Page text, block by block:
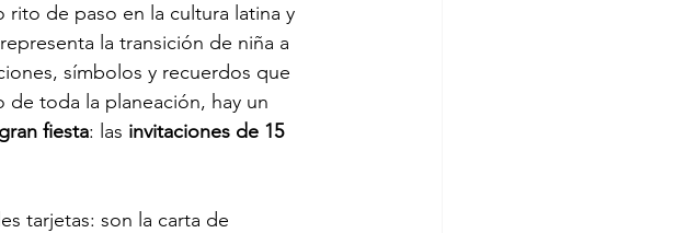
de paso en la cultura latina y
la transición de niña a
símbolos y recuerdos que
de toda la planeación, hay un
fiesta: las invitaciones de 15
tarjetas: son la carta de